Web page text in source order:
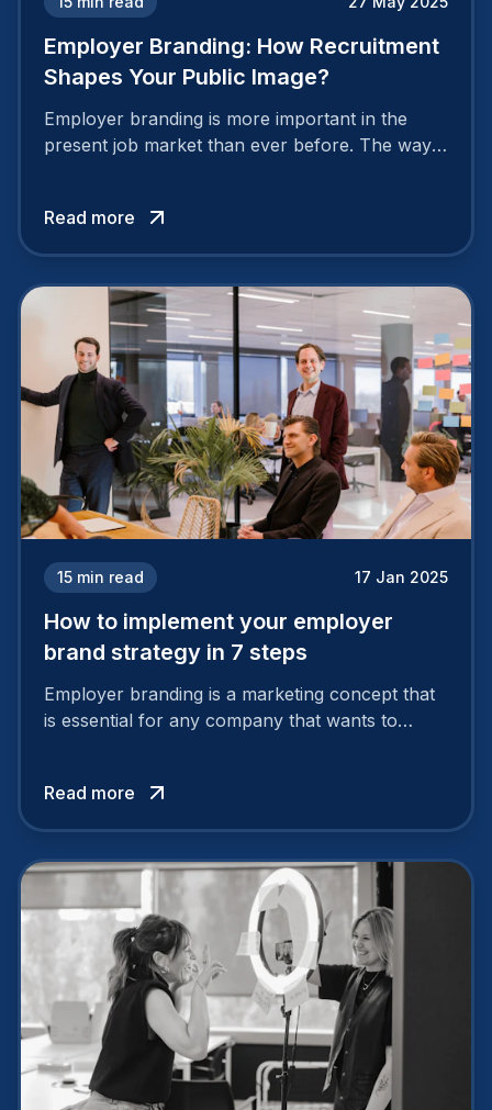
Employer Branding: How Recruitment
Shapes Your Public Image?
Employer branding is more important in the
present job market than ever before. The way
Read more
15 min read 17 Jan 2025
How to implement your employer
brand strategy in 7 steps
Employer branding is a marketing concept that
is essential for any company that wants to
solid and positive employer brand are clear, you
cannot simply wave a magic wand for it to be
Read more